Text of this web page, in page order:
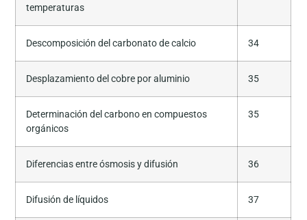
temperaturas
Descomposición del carbonato de calcio 34
Desplazamiento del cobre por aluminio 35
Determinación del carbono en compuestos
orgánicos
35
Diferencias entre ósmosis y difusión 36
Difusión de líquidos 37